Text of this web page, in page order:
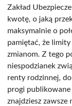
Zakład
kwotę, o jaką
maksymalnie o
pamiętać, że
zmianom. Z tego
niespodzianek
renty rodzinnej,
progi publikowane
znajdziesz zawsze